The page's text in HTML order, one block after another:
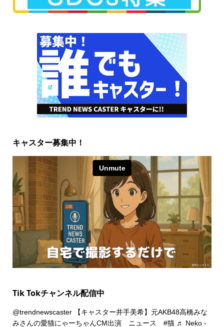
キャスター募集中！
Tik Tokチャンネル配信中
@trendnewscaster【キャスター井手美希】元AKB48高橋みな
みさんの愛猫にゃーちゃんCM出演 ニュース #猫 ♬ Neko -